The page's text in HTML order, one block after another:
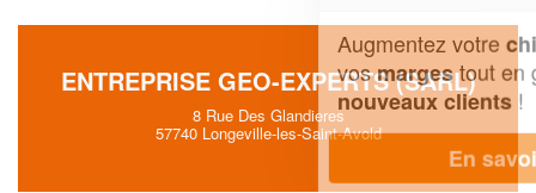
ENTREPRISE GEO-EXPERTS (SARL)
8 Rue Des Glandieres
57740 Longeville-les-Saint-Avold
chiffre d'affaireset
vosmargestout en gagnant de
nouveaux clients !